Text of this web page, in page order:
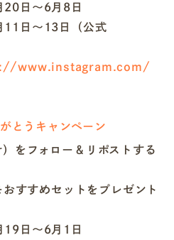
日〜6月8日
日〜13日（公式
www.instagram.com/
とうキャンペーン
をフォロー＆リポストする
すすめセットをプレゼント
日〜6月1日